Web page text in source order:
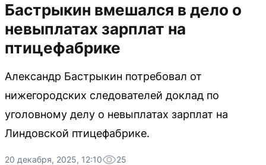
Бастрыкин вмешался в дело о
невыплатах зарплат на
птицефабрике
Александр Бастрыкин потребовал от
нижегородских следователей доклад по
уголовному делу о невыплатах зарплат на
Линдовской птицефабрике.
20 декабря, 2025, 12:10 25